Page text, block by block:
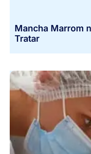
Mancha Marrom
Tratar